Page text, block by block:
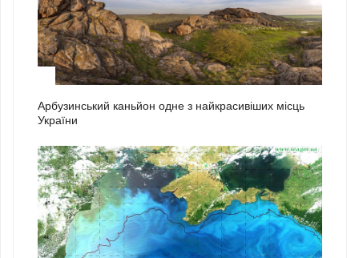
Арбузинський каньйон одне з найкрасивіших місць
України